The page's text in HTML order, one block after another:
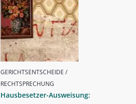
GERICHTSENTSCHEIDE /
RECHTSPRECHUNG
Hausbesetzer-Ausweisung: